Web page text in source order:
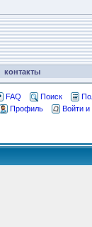
контакты
FAQ Поиск
Профиль
Войти